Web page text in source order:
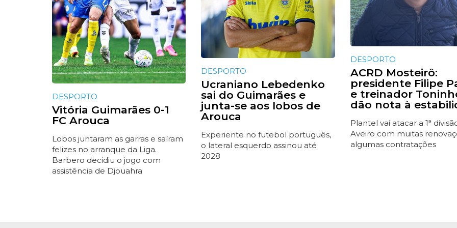
DESPORTO
Vitória Guimarães 0-1
FC Arouca
Lobos juntaram as garras e saíram
felizes no arranque da Liga.
Barbero decidiu o jogo com
assistência de Djouahra
DESPORTO
Ucraniano Lebedenko
sai do Guimarães e
junta-se aos lobos de
Arouca
Experiente no futebol português,
o lateral esquerdo assinou até
2028
DESPORTO
ACRD Mosteirô:
presidente Filipe
e treinador
dão nota à
Plantel vai atacar a 1ª
Aveiro com muitas
algumas contratações